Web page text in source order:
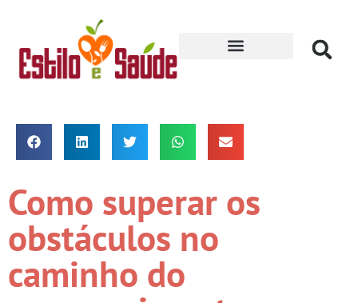
Como superar os
obstáculos no
caminho do